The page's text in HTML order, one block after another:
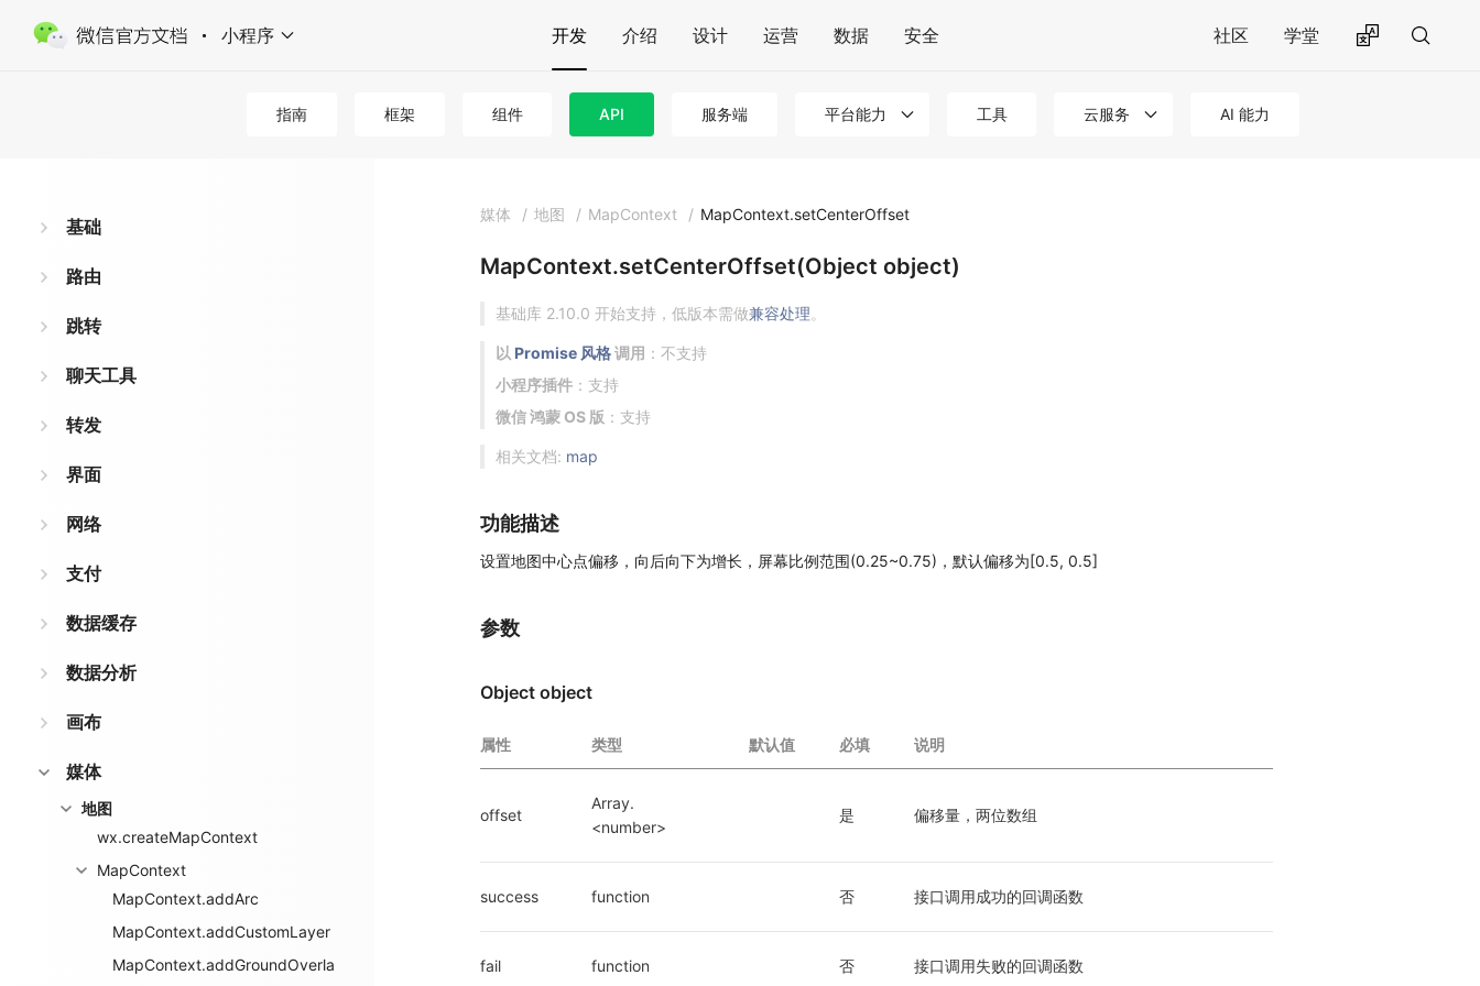
小程序 开发 介绍 设计 运营 数据 安全 社区 学堂
指南 框架 组件 API 服务端 平台能力 工具 云服务 AI 能力
基础
路由
跳转
聊天工具
转发
界面
网络
支付
数据缓存
数据分析
画布
媒体
地图
wx.createMapContext
MapContext
MapContext.addArc
MapContext.addCustomLayer
MapContext.addGroundOverla
媒体 / 地图 / MapContext / MapContext.setCenterOffset
MapContext.setCenterOffset(Object object)
基础库 2.10.0 开始支持，低版本需做兼容处理。
以 Promise 风格调用 ：不支持
小程序插件 ：支持
微信 鸿蒙 OS 版 ：支持
相关文档: map
功能描述
设置地图中心点偏移，向后向下为增长，屏幕比例范围(0.25~0.75)，默认偏移为[0.5, 0.5]
参数
Object object
属性 类型 默认值 必填 说明
offset
Array.
<number>
是 偏移量，两位数组
success function 否 接口调用成功的回调函数
fail function 否 接口调用失败的回调函数